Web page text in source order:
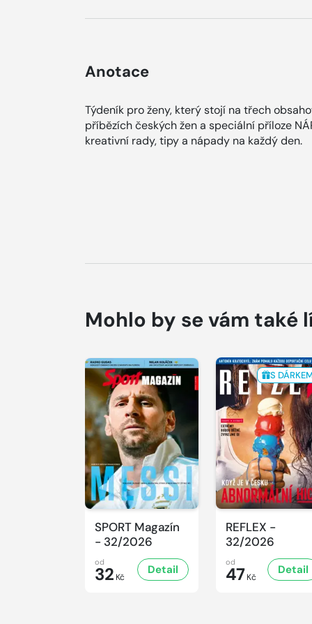
Anotace
Týdeník pro ženy, který stojí na třech
příbězích českých žen a speciální příloze
kreativní rady, tipy a nápady na každý den.
Mohlo by se vám také
SPORT Magazín
- 32/2026
od
32 Kč
Detail
S
REFLEX -
32/2026
od
47 Kč
Detail